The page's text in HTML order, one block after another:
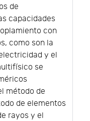
de
capacidades
con
como son la
y el
se
método de
de elementos
rayos y el